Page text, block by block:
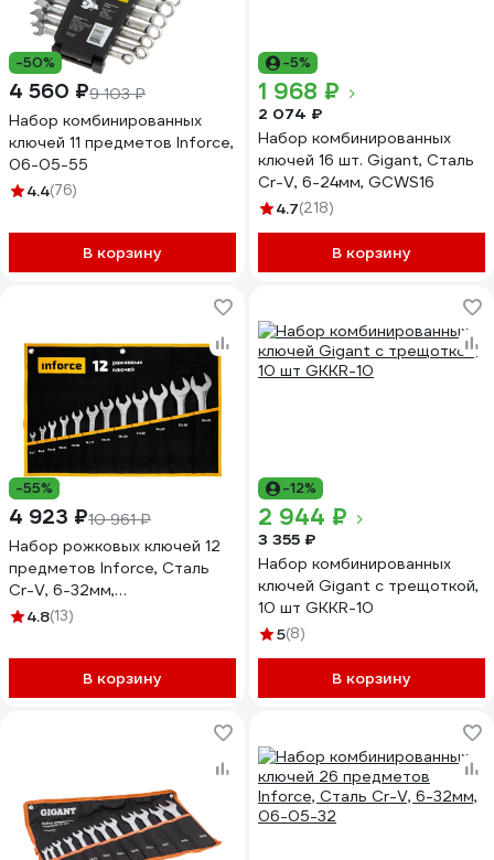
-50%
4 560 ₽9 103 ₽
Набор комбинированных
ключей 11 предметов Inforce,
06-05-55
4.4(76)
В корзину
-5%
1 968 ₽
2 074 ₽
Набор комбинированных
ключей 16 шт. Gigant, Сталь
Cr-V, 6-24мм, GCWS16
4.7(218)
В корзину
-55%
4 923 ₽10 961 ₽
Набор рожковых ключей 12
предметов Inforce, Сталь
Cr-V, 6-32мм,
профессиональный, 06-05-
4.8(13)
В корзину
-12%
2 944 ₽
3 355 ₽
Набор комбинированных
ключей Gigant с трещоткой,
10 шт GKKR-10
5(8)
В корзину